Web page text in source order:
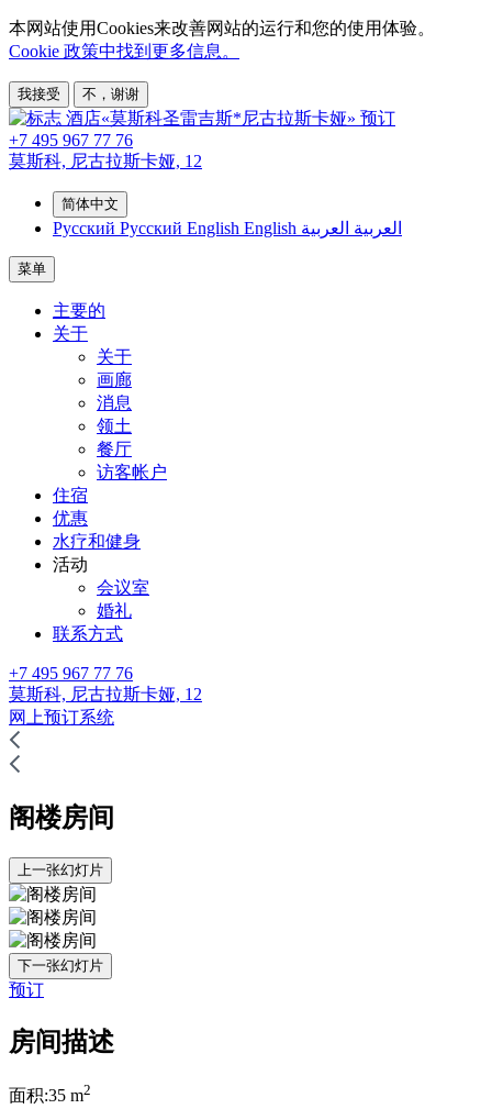
本网站使用Cookies来改善网站的运行和您的使用体验。
Cookie 政策中找到更多信息。
我接受 不，谢谢
预订
+7 495 967 77 76
莫斯科, 尼古拉斯卡娅, 12
简体中文
Русский Русский English English العربية العربية
菜单
主要的
关于
关于
画廊
消息
领土
餐厅
访客帐户
住宿
优惠
水疗和健身
活动
会议室
婚礼
联系方式
+7 495 967 77 76
莫斯科, 尼古拉斯卡娅, 12
网上预订系统
阁楼房间
上一张幻灯片
下一张幻灯片
预订
房间描述
面积:35 m2